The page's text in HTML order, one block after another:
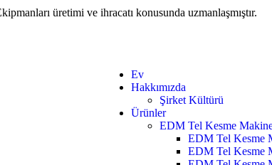
üretimi ve ihracatı konusunda uzmanlaşmıştır.
Ev
Hakkımızda
Şirket Kültürü
Ürünler
EDM Tel Kesme
EDM Tel Kesme
EDM Tel Kesme